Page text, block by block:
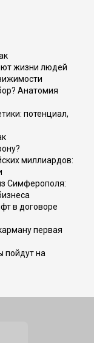
жизни людей
Анатомия
потенциал,
миллиардов:
Симферополя:
в договоре
первая
пойдут на